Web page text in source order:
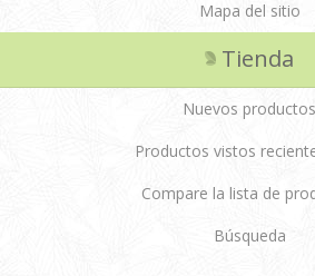
Mapa del sitio
Tienda
Nuevos productos
Productos vistos
Compare la lista de
Búsqueda